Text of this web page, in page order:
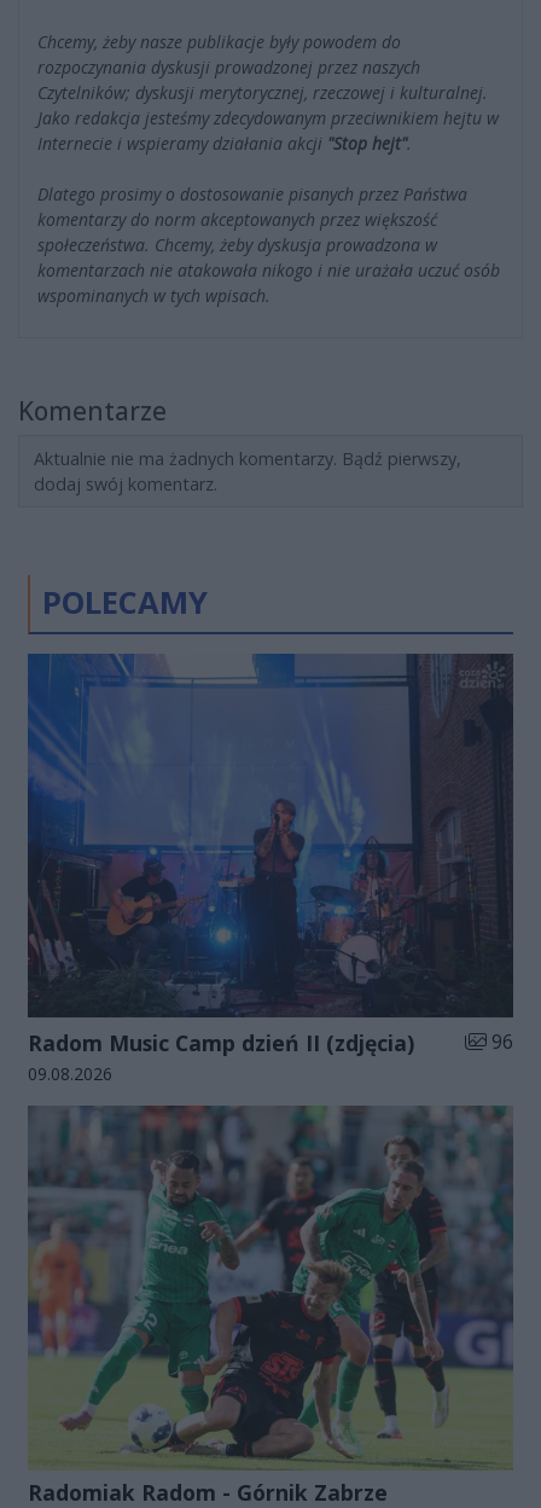
Chcemy, żeby nasze publikacje były powodem do
rozpoczynania dyskusji prowadzonej przez naszych
Czytelników; dyskusji merytorycznej, rzeczowej i kulturalnej.
Jako redakcja jesteśmy zdecydowanym przeciwnikiem hejtu w
Internecie i wspieramy działania akcji "Stop hejt".
Dlatego prosimy o dostosowanie pisanych przez Państwa
komentarzy do norm akceptowanych przez większość
społeczeństwa. Chcemy, żeby dyskusja prowadzona w
komentarzach nie atakowała nikogo i nie urażała uczuć osób
wspominanych w tych wpisach.
Komentarze
Aktualnie nie ma żadnych komentarzy. Bądź pierwszy,
dodaj swój komentarz.
POLECAMY
Radom Music Camp dzień II (zdjęcia) Liczba
96
Data dodania galerii:
09.08.2026
Radomiak Radom - Górnik Zabrze